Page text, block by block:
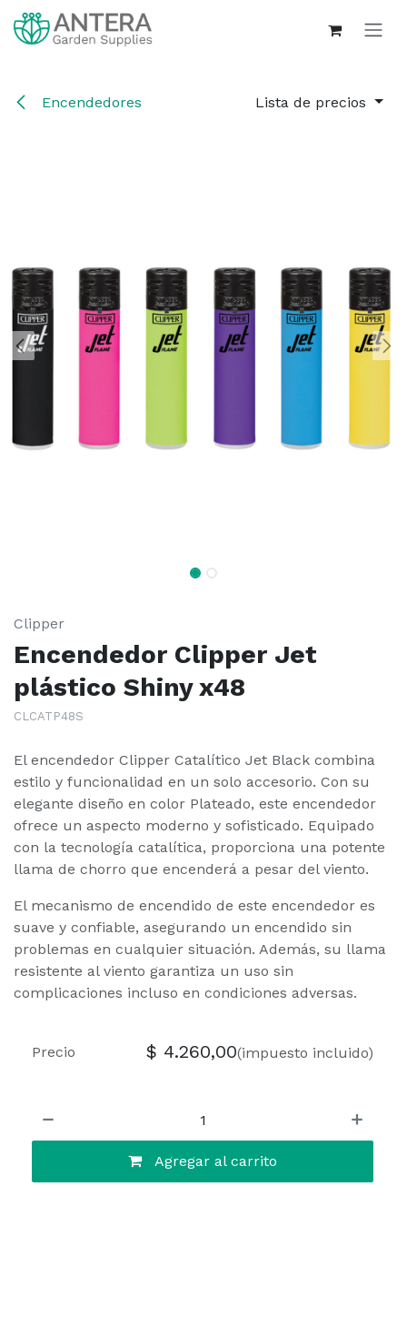
Ir al contenido
Encendedores Lista de precios
Clipper
Encendedor Clipper Jet
plástico Shiny x48
CLCATP48S
El encendedor Clipper Catalítico Jet Black combina
estilo y funcionalidad en un solo accesorio. Con su
elegante diseño en color Plateado, este encendedor
ofrece un aspecto moderno y sofisticado. Equipado
con la tecnología catalítica, proporciona una potente
llama de chorro que encenderá a pesar del viento.
El mecanismo de encendido de este encendedor es
suave y confiable, asegurando un encendido sin
problemas en cualquier situación. Además, su llama
resistente al viento garantiza un uso sin
complicaciones incluso en condiciones adversas.
Agregar al carrito
Precio $ 4.260,00(impuesto incluido)